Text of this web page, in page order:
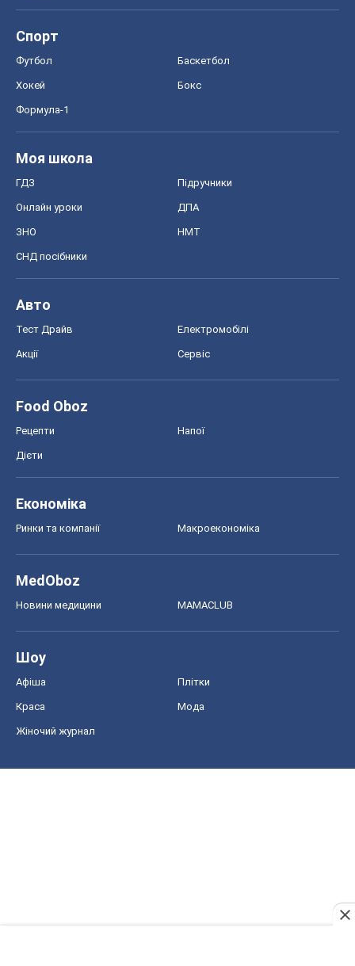
Спорт
Футбол Баскетбол
Хокей Бокс
Формула-1
Моя школа
ГДЗ Підручники
Онлайн уроки ДПА
ЗНО НМТ
СНД посібники
Авто
Тест Драйв Електромобілі
Акції Сервіс
Food Oboz
Рецепти Напої
Дієти
Економіка
Ринки та компанії Макроекономіка
MedOboz
Новини медицини MAMACLUB
Шоу
Афіша Плітки
Краса Мода
Жіночий журнал